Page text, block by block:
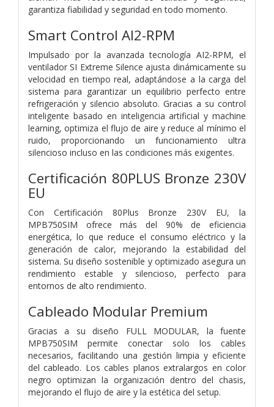
garantiza fiabilidad y seguridad en todo momento.
Smart Control AI2-RPM
Impulsado por la avanzada tecnología AI2-RPM, el
ventilador SI Extreme Silence ajusta dinámicamente su
velocidad en tiempo real, adaptándose a la carga del
sistema para garantizar un equilibrio perfecto entre
refrigeración y silencio absoluto. Gracias a su control
inteligente basado en inteligencia artificial y machine
learning, optimiza el flujo de aire y reduce al mínimo el
ruido, proporcionando un funcionamiento ultra
silencioso incluso en las condiciones más exigentes.
Certificación 80PLUS Bronze 230V
EU
Con Certificación 80Plus Bronze 230V EU, la
MPB750SIM ofrece más del 90% de eficiencia
energética, lo que reduce el consumo eléctrico y la
generación de calor, mejorando la estabilidad del
sistema. Su diseño sostenible y optimizado asegura un
rendimiento estable y silencioso, perfecto para
entornos de alto rendimiento.
Cableado Modular Premium
Gracias a su diseño FULL MODULAR, la fuente
MPB750SIM permite conectar solo los cables
necesarios, facilitando una gestión limpia y eficiente
del cableado. Los cables planos extralargos en color
negro optimizan la organización dentro del chasis,
mejorando el flujo de aire y la estética del setup.